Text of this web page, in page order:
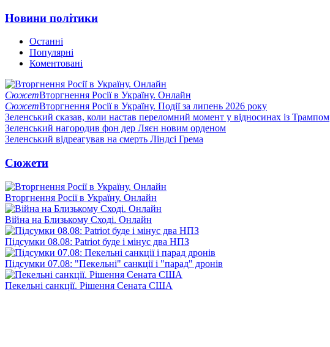
Новини політики
Останні
Популярні
Коментовані
СюжетВторгнення Росії в Україну. Онлайн
СюжетВторгнення Росії в Україну. Події за липень 2026 року
Зеленський сказав, коли настав переломний момент у відносинах із Трампом
Зеленський нагородив фон дер Ляєн новим орденом
Зеленський відреагував на смерть Ліндсі Грема
Сюжети
Вторгнення Росії в Україну. Онлайн
Війна на Близькому Сході. Онлайн
Підсумки 08.08: Patriot буде і мінус два НПЗ
Підсумки 07.08: "Пекельні" санкції і "парад" дронів
Пекельні санкції. Рішення Сената США